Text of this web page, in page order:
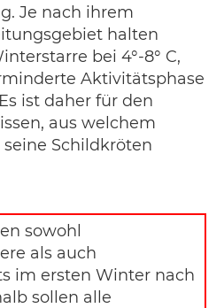
Je nach ihrem
halten
bei 4°-8° C,
Aktivitätsphase
Es ist daher für den
aus welchem
Schildkröten
sowohl
als auch
im ersten Winter nach
sollen alle